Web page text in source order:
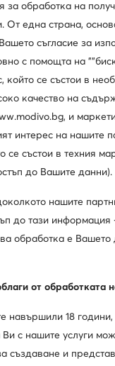
марката
на
си ниво. Juicy
начин оказа
2000-те години.
на пайети и
основана от
Тейлър, я
на
много години.
марки
за обработка на
От една страна,
съгласие за
с помощта на
който се състои в
качество на
и
интерес на нашите
се състои в техния
до Вашите данни).
нашите
до тази информация
обработка е
от обработката
навършили 18 години,
Ви с нашите услуги
създаване и